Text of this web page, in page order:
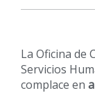
La Oficina de
Servicios
complace en